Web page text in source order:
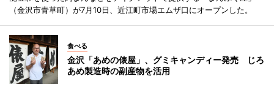
（金沢市青草町）が7月10日、近江町市場エムザ口にオープンした。
食べる
金沢「あめの俵屋」、グミキャンディー発売 じろ
あめ製造時の副産物を活用